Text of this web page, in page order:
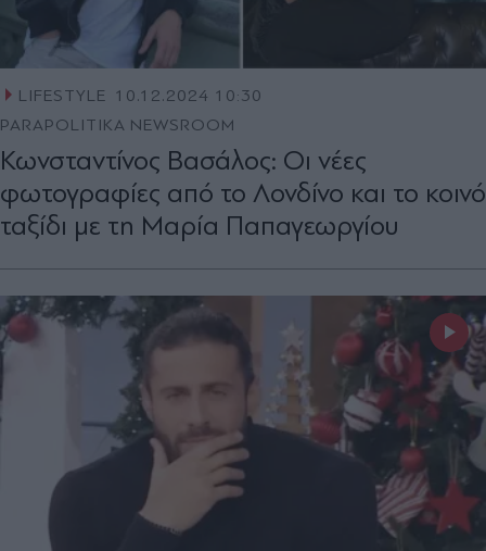
LIFESTYLE 10.12.2024 10:30
PARAPOLITIKA NEWSROOM
Κωνσταντίνος Βασάλος: Οι νέες
φωτογραφίες από το Λονδίνο και το κοινό
ταξίδι με τη Μαρία Παπαγεωργίου